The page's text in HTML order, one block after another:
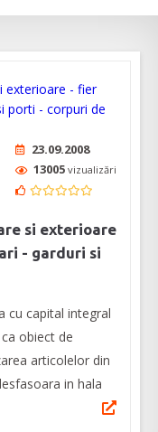
23.09.2008
13005 vizualizări
si exterioare
- garduri si
cu capital integral
obiect de
articolelor din
in hala